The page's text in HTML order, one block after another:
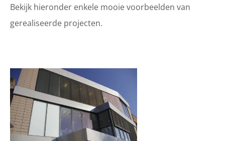
Bekijk hieronder enkele mooie voorbeelden van
gerealiseerde projecten.